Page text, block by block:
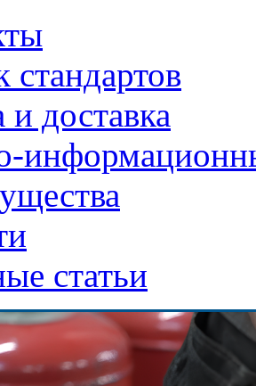
стандартов
и доставка
статьи